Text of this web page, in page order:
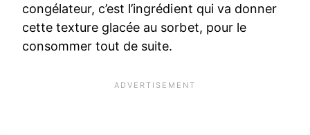
congélateur, c’est l’ingrédient qui va donner
cette texture glacée au sorbet, pour le
consommer tout de suite.